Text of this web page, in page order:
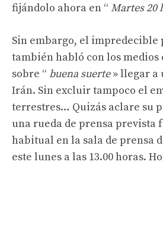
fijándolo ahora en “ Martes 20
Sin embargo, el impredecible
también habló con los medios
sobre “ buena suerte» llegar a
Irán. Sin excluir tampoco el
terrestres… Quizás aclare su
una rueda de prensa prevista
habitual en la sala de prensa
este lunes a las 13.00 horas.